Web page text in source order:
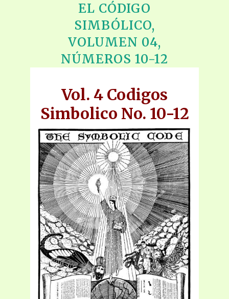
EL CÓDIGO
SIMBÓLICO,
VOLUMEN 04,
NÚMEROS 10-12
Vol. 4 Codigos
Simbolico No. 10-12